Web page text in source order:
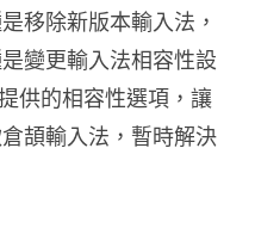
移除新版本輸入法，
變更輸入法相容性設
供的相容性選項，讓
頡輸入法，暫時解決